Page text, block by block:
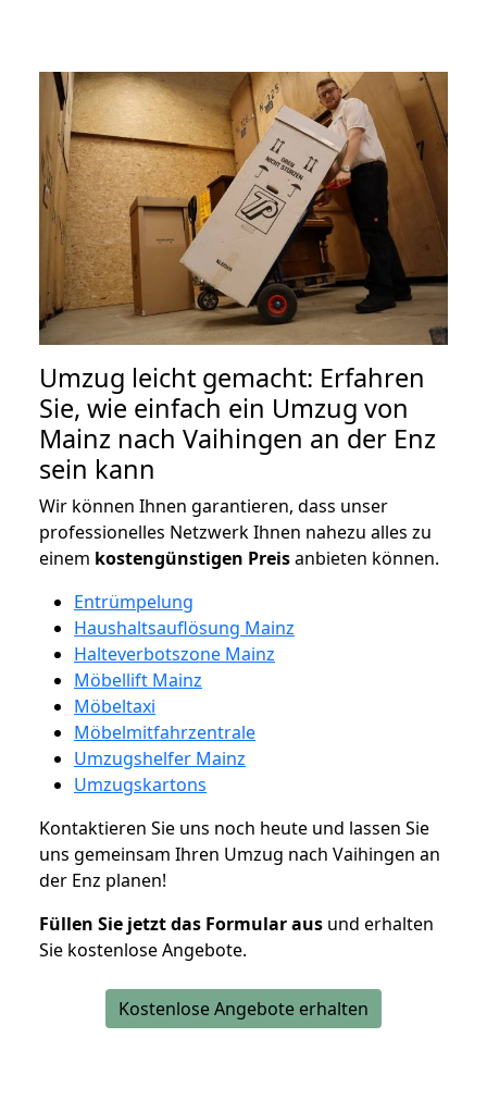
Umzug leicht gemacht: Erfahren
Sie, wie einfach ein Umzug von
Mainz nach Vaihingen an der Enz
sein kann
Wir können Ihnen garantieren, dass unser
professionelles Netzwerk Ihnen nahezu alles zu
einem kostengünstigen Preisanbieten können.
Entrümpelung
Haushaltsauflösung Mainz
Halteverbotszone Mainz
Möbellift Mainz
Möbeltaxi
Möbelmitfahrzentrale
Umzugshelfer Mainz
Umzugskartons
Kontaktieren Sie uns noch heute und lassen Sie
uns gemeinsam Ihren Umzug nach Vaihingen an
der Enz planen!
Füllen Sie jetzt das Formular aus und erhalten
Sie kostenlose Angebote.
Kostenlose Angebote erhalten